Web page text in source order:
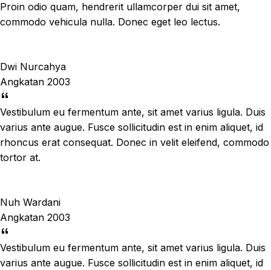
Proin odio quam, hendrerit ullamcorper dui sit amet,
commodo vehicula nulla. Donec eget leo lectus.
Dwi Nurcahya
Angkatan 2003
Vestibulum eu fermentum ante, sit amet varius ligula. Duis
varius ante augue. Fusce sollicitudin est in enim aliquet, id
rhoncus erat consequat. Donec in velit eleifend, commodo
tortor at.
Nuh Wardani
Angkatan 2003
Vestibulum eu fermentum ante, sit amet varius ligula. Duis
varius ante augue. Fusce sollicitudin est in enim aliquet, id